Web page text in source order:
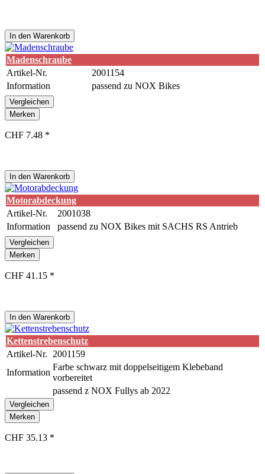
In den Warenkorb
Madenschraube
Artikel-Nr.
2001154
Information
passend zu NOX Bikes
Vergleichen
Merken
CHF 7.48 *
In den Warenkorb
Motorabdeckung
Artikel-Nr.
2001038
Information
passend zu NOX Bikes mit SACHS RS Antrieb
Vergleichen
Merken
CHF 41.15 *
In den Warenkorb
Kettenstrebenschutz
Artikel-Nr.
2001159
Information
Farbe schwarz mit doppelseitigem Klebeband
vorbereitet
passend z NOX Fullys ab 2022
Vergleichen
Merken
CHF 35.13 *